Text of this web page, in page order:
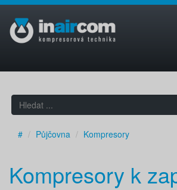
# Půjčovna Kompresory
Kompresory k